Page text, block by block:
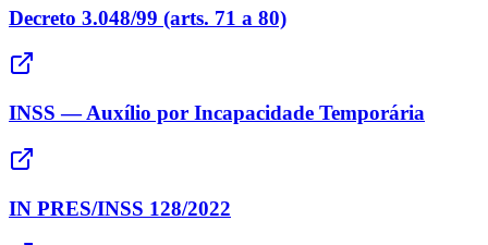
Decreto 3.048/99 (arts. 71 a 80)
INSS — Auxílio por Incapacidade Temporária
IN PRES/INSS 128/2022